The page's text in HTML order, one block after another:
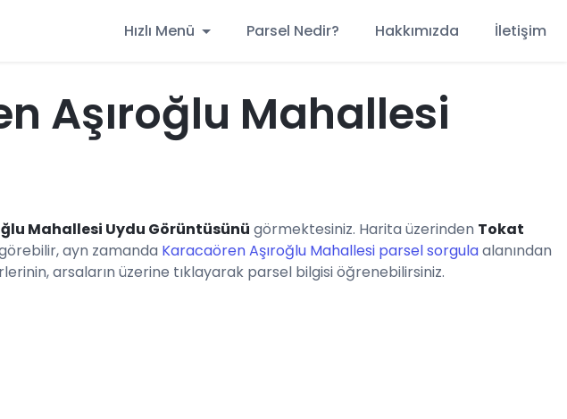
Hızlı Menü Parsel Nedir? Hakkımızda İletişim
Aşıroğlu Mahallesi
Mahallesi Uydu Görüntüsünü görmektesiniz. Harita üzerinden Tokat
ayn zamanda Karacaören Aşıroğlu Mahallesi parsel sorgulaalanından
arsaların üzerine tıklayarak parsel bilgisi öğrenebilirsiniz.